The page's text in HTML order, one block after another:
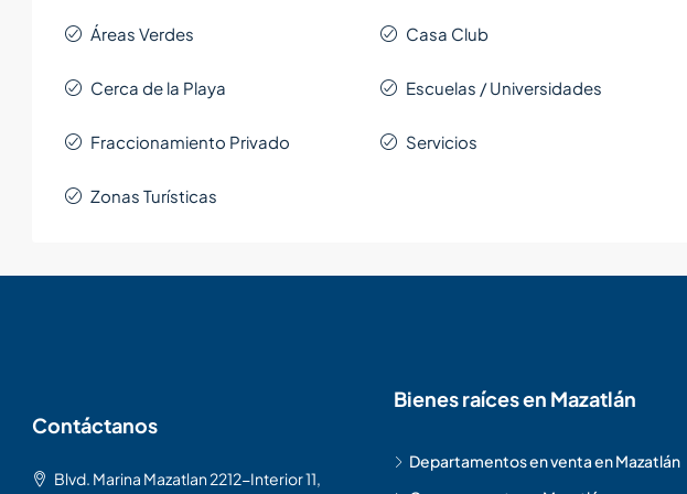
Áreas Verdes Casa Club
Cerca de la Playa Escuelas / Universidades
Fraccionamiento Privado Servicios
Zonas Turísticas
Contáctanos
Blvd. Marina Mazatlan 2212-Interior 11,
Bienes raíces en Mazatlán
Departamentos en venta en Mazatlán